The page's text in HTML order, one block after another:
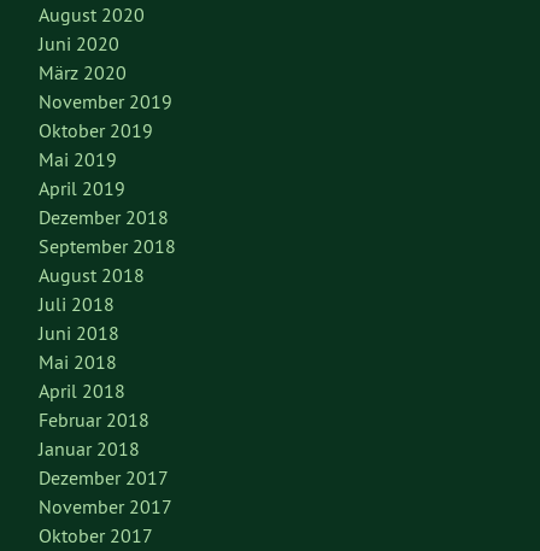
August 2020
Juni 2020
März 2020
November 2019
Oktober 2019
Mai 2019
April 2019
Dezember 2018
September 2018
August 2018
Juli 2018
Juni 2018
Mai 2018
April 2018
Februar 2018
Januar 2018
Dezember 2017
November 2017
Oktober 2017